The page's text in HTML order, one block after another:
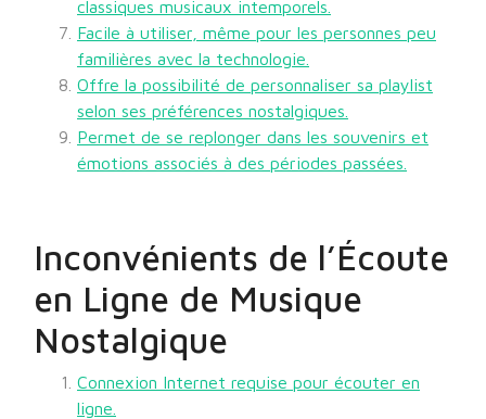
classiques musicaux intemporels.
Facile à utiliser, même pour les personnes peu
familières avec la technologie.
Offre la possibilité de personnaliser sa playlist
selon ses préférences nostalgiques.
Permet de se replonger dans les souvenirs et
émotions associés à des périodes passées.
Inconvénients de l’Écoute
en Ligne de Musique
Nostalgique
Connexion Internet requise pour écouter en
ligne.